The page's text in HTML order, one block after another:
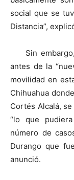
social que se
Distancia”,
Sin
antes de la
movilidad en
Chihuahua
Cortés Alcalá,
“lo que
número de
Durango que
anunció.